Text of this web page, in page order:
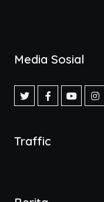
Media Sosial
Traffic